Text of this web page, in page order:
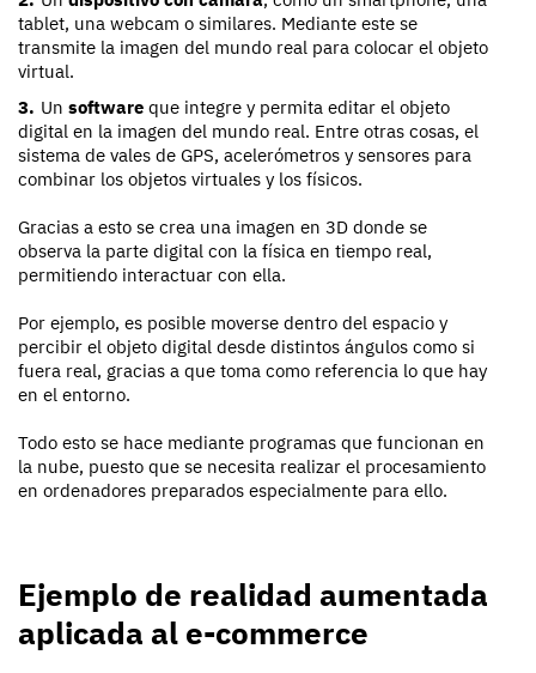
tablet, una webcam o similares. Mediante este se
transmite la imagen del mundo real para colocar el objeto
virtual.
Un software que integre y permita editar el objeto
digital en la imagen del mundo real. Entre otras cosas, el
sistema de vales de GPS, acelerómetros y sensores para
combinar los objetos virtuales y los físicos.
Gracias a esto se crea una imagen en 3D donde se
observa la parte digital con la física en tiempo real,
permitiendo interactuar con ella.
Por ejemplo, es posible moverse dentro del espacio y
percibir el objeto digital desde distintos ángulos como si
fuera real, gracias a que toma como referencia lo que hay
en el entorno.
Todo esto se hace mediante programas que funcionan en
la nube, puesto que se necesita realizar el procesamiento
en ordenadores preparados especialmente para ello.
Ejemplo de realidad aumentada
aplicada al e-commerce